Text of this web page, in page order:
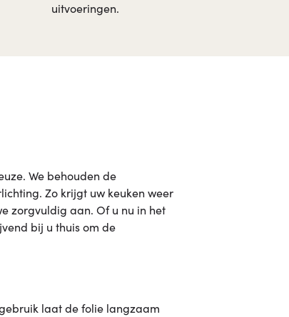
uitvoeringen.
We behouden de
Zo krijgt uw keuken weer
zorgvuldig aan. Of u nu in het
bij u thuis om de
laat de folie langzaam